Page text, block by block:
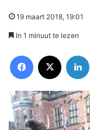
19 maart 2018, 19:01
In 1 minuut te lezen